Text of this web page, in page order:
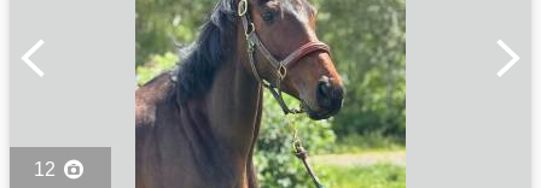
12